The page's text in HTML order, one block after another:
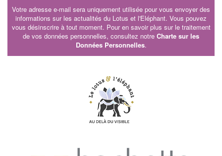
Votre adresse e-mail sera uniquement utilisée pour vous envoyer des
informations sur les actualités du Lotus et l'Eléphant. Vous pouvez
vous désinscrire à tout moment. Pour en savoir plus sur le traitement
de vos données personnelles, consultez notre Charte sur les
Données Personnelles.